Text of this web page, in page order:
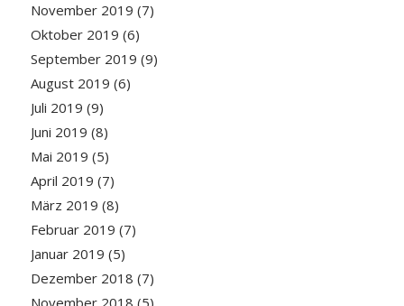
November 2019 (7)
Oktober 2019 (6)
September 2019 (9)
August 2019 (6)
Juli 2019 (9)
Juni 2019 (8)
Mai 2019 (5)
April 2019 (7)
März 2019 (8)
Februar 2019 (7)
Januar 2019 (5)
Dezember 2018 (7)